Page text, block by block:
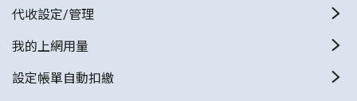
代收設定/管理
我的上網用量
設定帳單自動扣繳